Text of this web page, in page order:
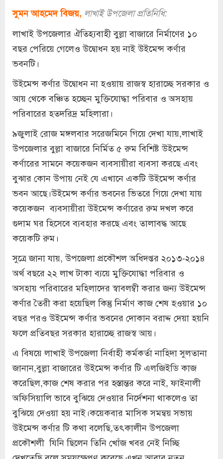
সুমন আহমেদ বিজয়, লাখাই উপজেলা প্রতিনিধি:
লাখাই উপজেলার ঐতিহ্যবাহী বুল্লা বাজারে নির্মাণের ১০
বছর পেরিয়ে গেলেও উদ্বোধন হয় নাই উইমেন্স কর্ণার
ভবনটি।
উইমেন্স কর্ণার উদ্বোধন না হওয়ায় রাজস্ব হারাচ্ছে সরকার ও
আয় থেকে বঞ্চিত হচ্ছেন মুক্তিযোদ্ধা পরিবার ও অসহায়
পরিবারের হতদরিদ্র মহিলারা।
৯জুলাই রোজ মঙ্গলবার সরেজমিনে গিয়ে দেখা যায়,লাখাই
উপজেলার বুল্লা বাজারে নির্মিত ৫ রুম বিশিষ্ট উইমেন্স
কর্ণারের সামনে কয়েকজন ব্যবসায়ীরা ব্যবসা করছে এবং
বুঝার কোন উপায় নেই যে এখানে একটি উইমেন্স কর্ণার
ভবন আছে।উইমেন্স কর্ণার ভবনের ভিতরে গিয়ে দেখা যায়
কয়েকজন ব্যবসায়ীরা উইমেন্স কর্ণারের রুম দখল করে
গুদাম ঘর হিসেবে ব্যবহার করছে এবং তালাবদ্ধ আছে
কয়েকটি রুম।
সুত্রে জানা যায়, উপজেলা প্রকৌশল অধিদপ্তর ২০১৩-২০১৪
অর্থ বছরে ২২ লাখ টাকা ব্যয়ে মুক্তিযোদ্ধা পরিবার ও
অসহায় পরিবারের মহিলাদের স্বাবলম্বী করার জন্য উইমেন্স
কর্ণার তৈরী করা হয়েছিল কিন্তু নির্মাণ কাজ শেষ হওয়ার ১০
বছর পরও উইমেন্স কর্ণার ভবনের দোকান বরাদ্দ দেয়া হয়নি
ফলে প্রতিবছর সরকার হারাচ্ছে রাজস্ব আয়।
এ বিষয়ে লাখাই উপজেলা নির্বাহী কর্মকর্তা নাহিদা সুলতানা
জানান,বুল্লা বাজারের উইমেন্স কর্ণার টি এলজিইডি কাজ
করেছিল,কাজ শেষ করার পর হস্তান্তর করে নাই, ফাইনালী
অফিসিয়ালি ভাবে বুঝিয়ে দেওয়ার নির্দেশনা থাকলেও তা
বুঝিয়ে দেওয়া হয় নাই।কয়েকবার মাসিক সমন্বয় সভায়
উইমেন্স কর্ণার টি কথা বলেছি,তৎকালীন উপজেলা
প্রকৌশলী যিনি ছিলেন তিনি খোঁজ খবর নেই নিচ্ছি